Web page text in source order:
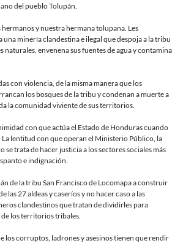
del pueblo Tolupán.
y nuestra hermana tolupana. Les
minería clandestina e ilegal que despoja a la tribu
naturales, envenena sus fuentes de agua y contamina
con violencia, de la misma manera que los
los bosques de la tribu y condenan a muerte a
la comunidad viviente de sus territorios.
con que actúa el Estado de Honduras cuando
lentitud con que operan el Ministerio Público, la
se trata de hacer justicia a los sectores sociales más
e indignación.
de la tribu San Francisco de Locomapa a construir
las 27 aldeas y caseríos y no hacer caso a las
clandestinos que tratan de dividirles para
los territorios tribales.
los corruptos, ladrones y asesinos tienen que rendir